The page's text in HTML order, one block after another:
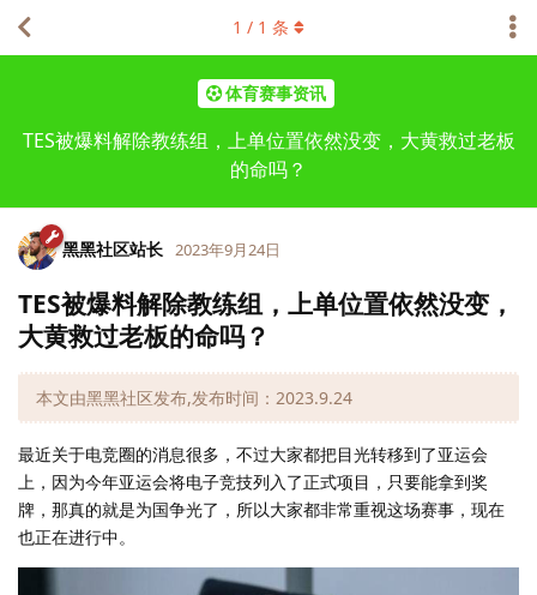
体育赛事资讯
TES被爆料解除教练组，上单位置依然没变，大黄救过老板
的命吗？
1 / 1 条
黑黑社区站长 2023年9月24日
TES被爆料解除教练组，上单位置依然没变，
大黄救过老板的命吗？
本文由黑黑社区发布,发布时间：2023.9.24
最近关于电竞圈的消息很多，不过大家都把目光转移到了亚运会
上，因为今年亚运会将电子竞技列入了正式项目，只要能拿到奖
牌，那真的就是为国争光了，所以大家都非常重视这场赛事，现在
也正在进行中。